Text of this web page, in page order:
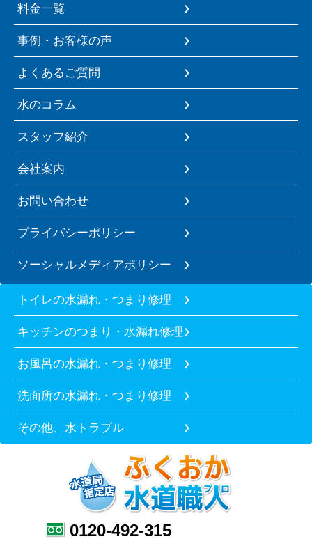
料金一覧
事例・お客様の声
よくあるご質問
水のコラム
スタッフ紹介
会社案内
お問い合わせ
プライバシーポリシー
ソーシャルメディアポリシー
トイレの水漏れ・つまり修理
キッチンのつまり・水漏れ修理
お風呂の水漏れ・つまり修理
洗面所の水漏れ・つまり修理
その他、水トラブル
0120-492-315